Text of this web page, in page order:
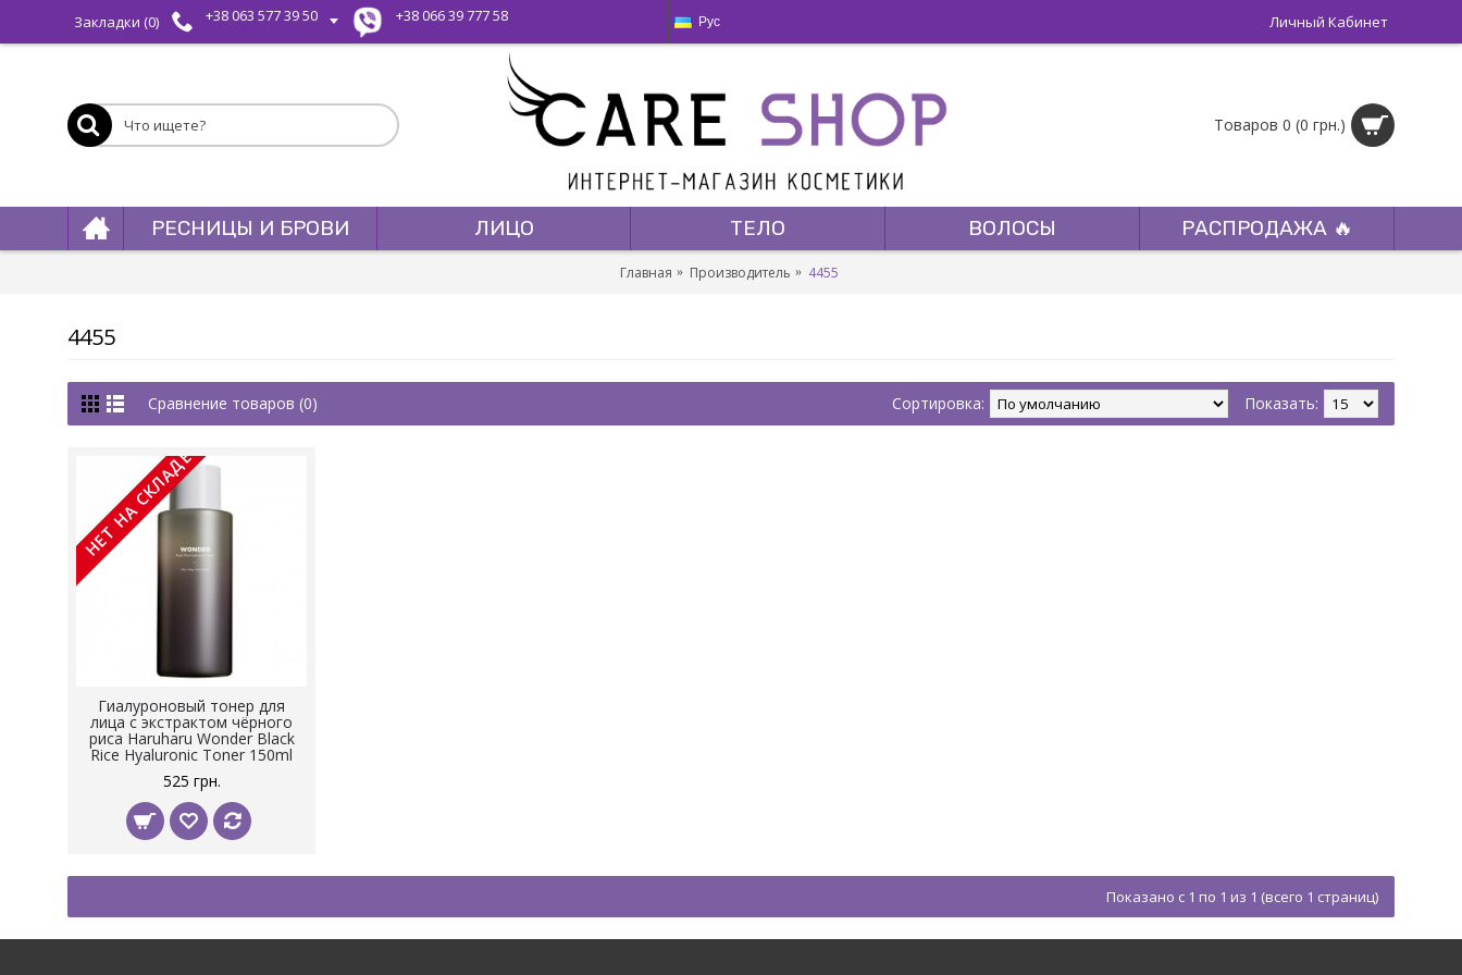
Закладки (0) +38 063 577 39 50 +38 066 39 777 58 Рус Личный Кабинет
Товаров 0 (0 грн.)
РЕСНИЦЫ И БРОВИ ЛИЦО ТЕЛО ВОЛОСЫ РАСПРОДАЖА 🔥
Главная Производитель 4455
4455
Сравнение товаров (0) Показать:
Сортировка:
НЕТ НА СКЛАДЕ
Гиалуроновый тонер для
лица с экстрактом чёрного
риса Haruharu Wonder Black
Rice Hyaluronic Toner 150ml
525 грн.
Показано с 1 по 1 из 1 (всего 1 страниц)